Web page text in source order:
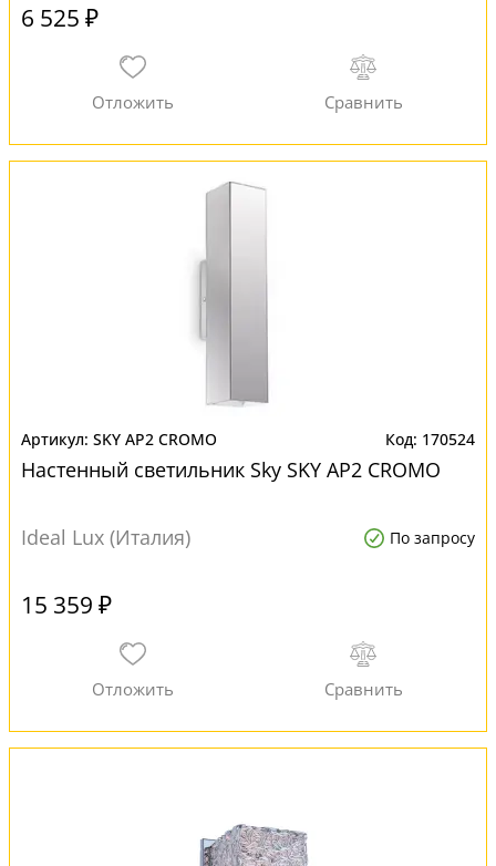
6 525 ₽
SKY AP2 CROMO 170524
Настенный светильник Sky SKY AP2 CROMO
Ideal Lux (Италия) По запросу
15 359 ₽